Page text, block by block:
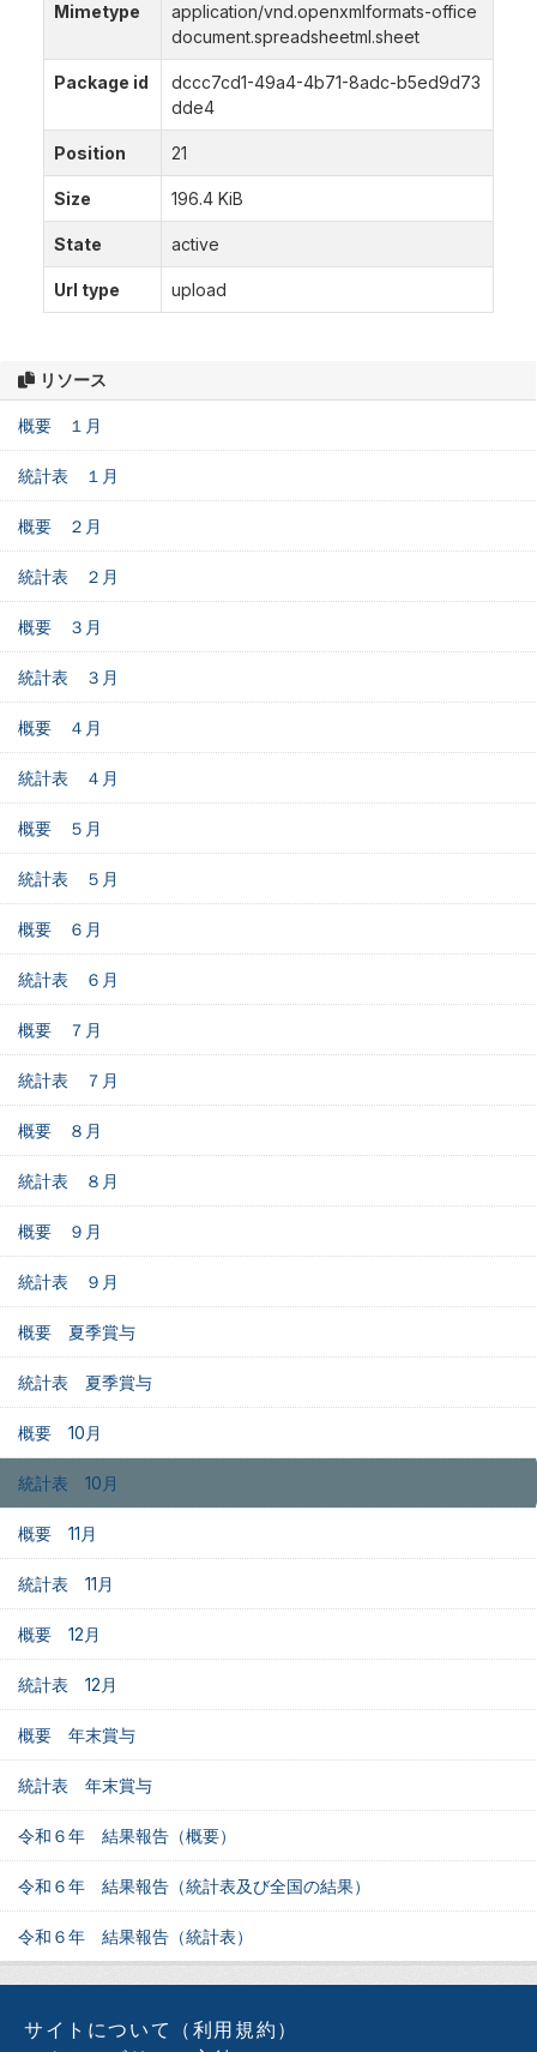
リソース
概要 １月
統計表 １月
概要 ２月
統計表 ２月
概要 ３月
統計表 ３月
概要 ４月
統計表 ４月
概要 ５月
統計表 ５月
概要 ６月
統計表 ６月
概要 ７月
統計表 ７月
概要 ８月
統計表 ８月
概要 ９月
統計表 ９月
概要 夏季賞与
統計表 夏季賞与
概要 10月
統計表 10月
概要 11月
統計表 11月
概要 12月
統計表 12月
概要 年末賞与
統計表 年末賞与
令和６年 結果報告（概要）
令和６年 結果報告（統計表及び全国の結果）
令和６年 結果報告（統計表）
Mimetype
application/vnd.openxmlformats-office
document.spreadsheetml.sheet
Package id
dccc7cd1-49a4-4b71-8adc-b5ed9d73
dde4
Position 21
Size 196.4 KiB
State active
Url type upload
サイトについて（利用規約）